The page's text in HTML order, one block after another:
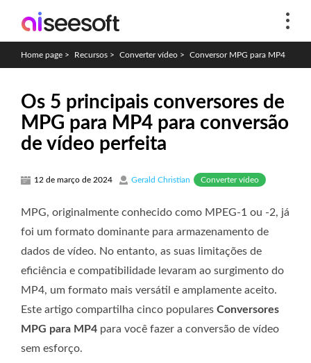
Home page > Recursos > Converter vídeo > Conversor MPG para MP4
Os 5 principais conversores de
MPG para MP4 para conversão
de vídeo perfeita
12 de março de 2024 Gerald Christian Converter vídeo
MPG, originalmente conhecido como MPEG-1 ou -2, já
foi um formato dominante para armazenamento de
dados de vídeo. No entanto, as suas limitações de
eficiência e compatibilidade levaram ao surgimento do
MP4, um formato mais versátil e amplamente aceito.
Este artigo compartilha cinco populares Conversores
MPG para MP4 para você fazer a conversão de vídeo
sem esforço.